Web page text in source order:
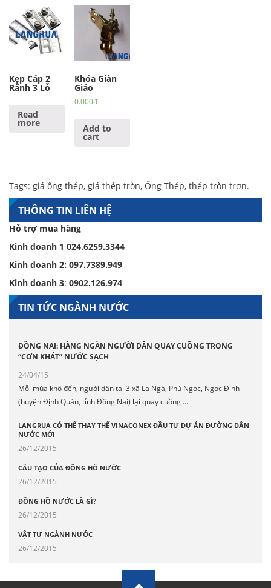
Kẹp Cáp 2
Rãnh 3 Lỗ
Read
more
Khóa Giàn
Giáo
0.000₫
Add to
cart
Tags: giá ống thép, giá thép tròn, Ống Thép, thép tròn trơn.
THÔNG TIN LIÊN HỆ
Hỗ trợ mua hàng
Kinh doanh 1 024.6259.3344
Kinh doanh 2: 097.7389.949
Kinh doanh 3: 0902.126.974
TIN TỨC NGÀNH NƯỚC
ĐỒNG NAI: HÀNG NGÀN NGƯỜI DÂN QUAY CUỒNG TRONG
“CƠN KHÁT” NƯỚC SẠCH
24/04/15
Mỗi mùa khô đến, người dân tại 3 xã La Ngà, Phú Ngọc, Ngọc Định
(huyện Định Quán, tỉnh Đồng Nai) lại quay cuồng ...
LANGRUA CÓ THỂ THAY THẾ VINACONEX ĐẦU TƯ DỰ ÁN ĐƯỜNG DẪN
NƯỚC MỚI
26/12/2015
CẤU TẠO CỦA ĐỒNG HỒ NƯỚC
26/12/2015
ĐỒNG HỒ NƯỚC LÀ GÌ?
26/12/2015
VẬT TƯ NGÀNH NƯỚC
26/12/2015